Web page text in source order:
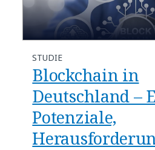
STUDIE
Blockchain in
Deutschland –
Potenziale,